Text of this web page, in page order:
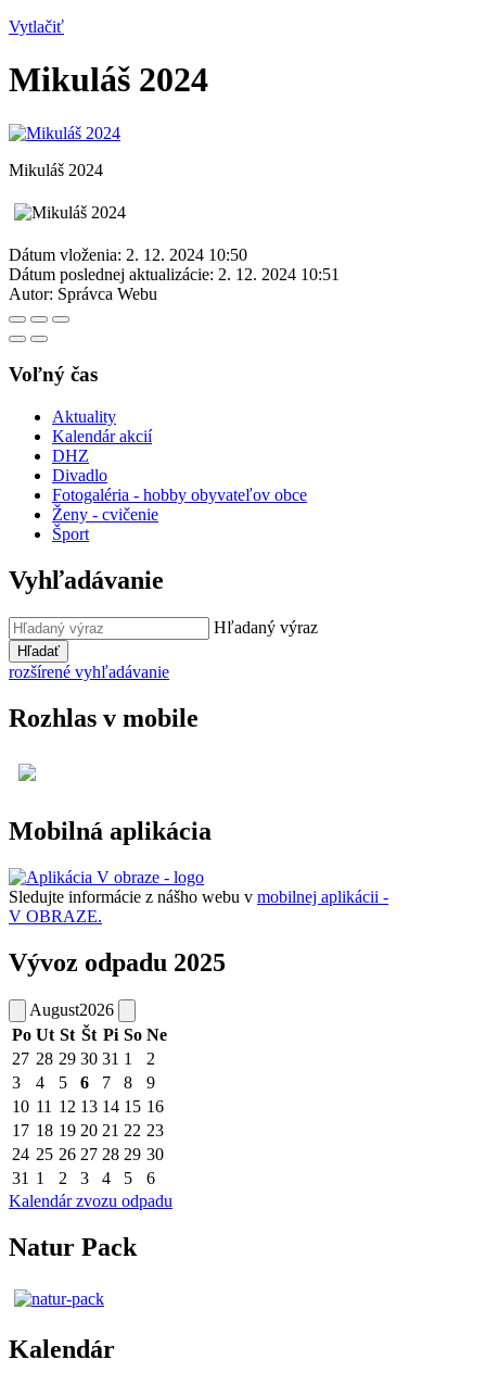
Vytlačiť
Mikuláš 2024
Mikuláš 2024
Dátum vloženia: 2. 12. 2024 10:50
Dátum poslednej aktualizácie: 2. 12. 2024 10:51
Autor: Správca Webu
Voľný čas
Aktuality
Kalendár akcií
DHZ
Divadlo
Fotogaléria - hobby obyvateľov obce
Ženy - cvičenie
Šport
Vyhľadávanie
Hľadaný výraz
Hľadať
rozšírené vyhľadávanie
Rozhlas v mobile
Mobilná aplikácia
Sledujte informácie z nášho webu v mobilnej aplikácii -
V OBRAZE.
Vývoz odpadu 2025
August2026
Po Ut St Št Pi So Ne
27 28 29 30 31 1
2
3
4 5 6 7 8
9
10 11 12 13 14 15 16
17 18 19 20 21 22 23
24 25 26 27 28 29 30
31 1 2 3 4 5
6
Kalendár zvozu odpadu
Natur Pack
Kalendár